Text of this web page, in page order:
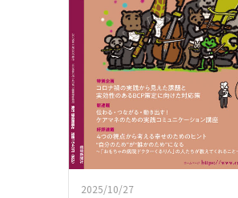
2025/10/27